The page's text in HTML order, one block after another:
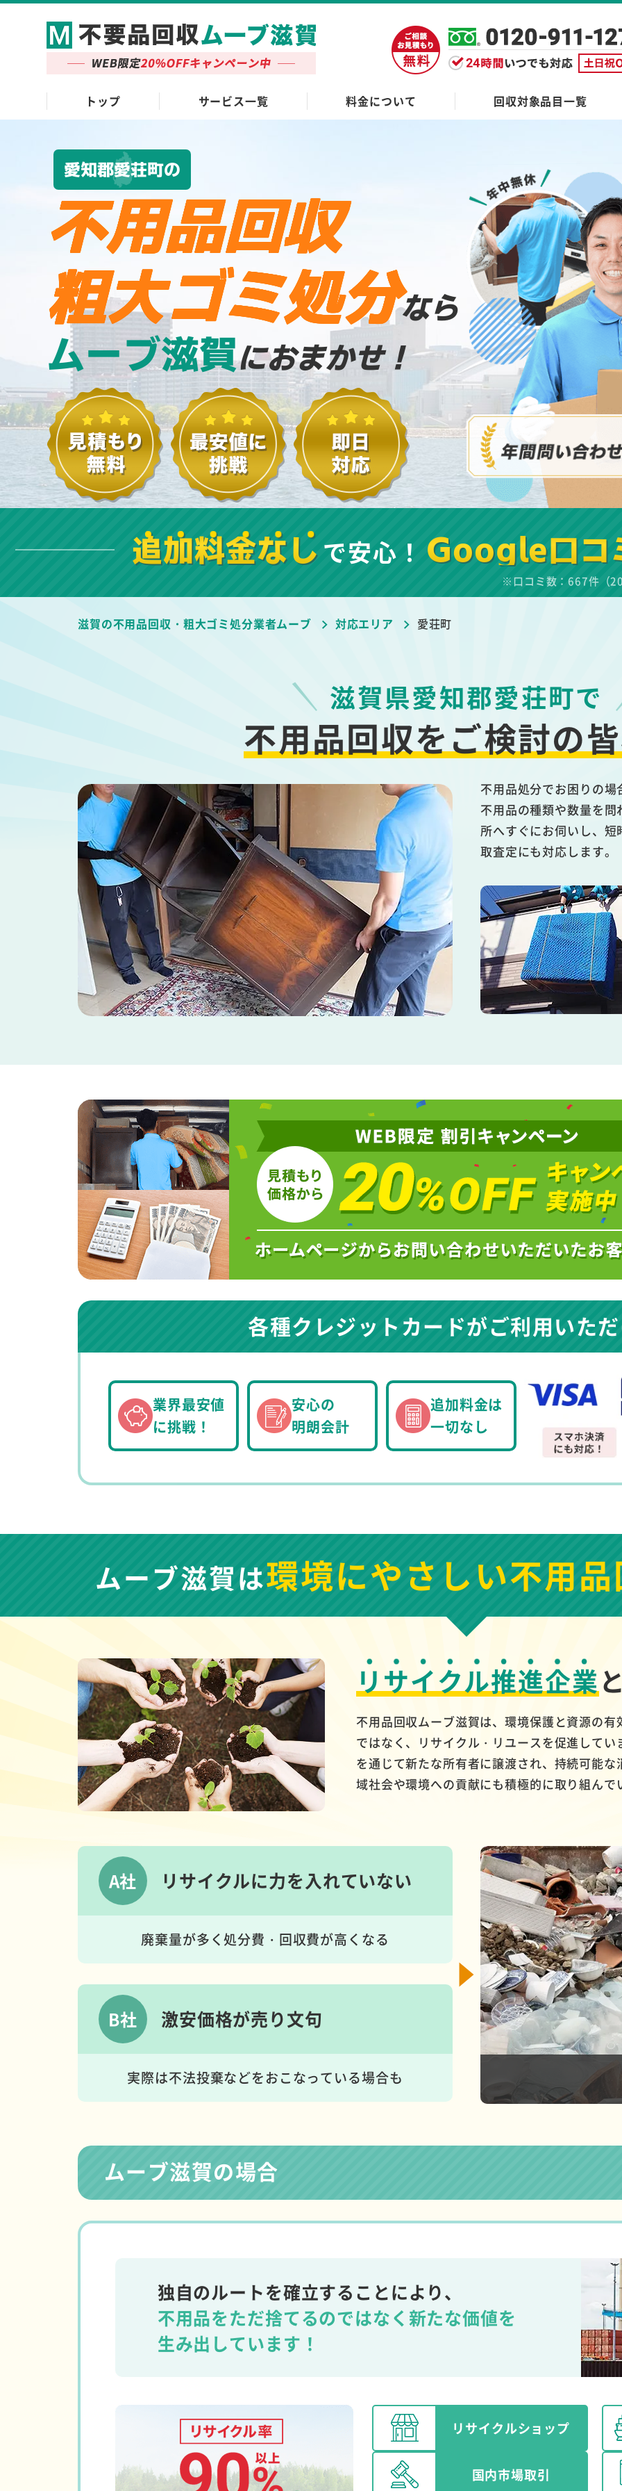
トップ サービス一覧 料金について 回収対象品目一覧
愛知郡愛荘町の
不用品回収
粗大ゴミ処分なら
ムーブ滋賀におまかせ！
追加料金なし で安心！ Google口
※口コミ数：667件（
滋賀の不用品回収・粗大ゴミ処分業者ムーブ 対応エリア 愛荘町
滋賀県愛知郡愛荘町で
不用品回収をご検討の
不用品処分でお困りの
不用品の種類や数量を
所へすぐにお伺いし、
取査定にも対応します。
各種クレジットカードがご利用いた
業界最安値
に挑戦！
安心の
明朗会計
追加料金は
一切なし
ムーブ滋賀は環境にやさしい不用
リサイクル推進企業
不用品回収ムーブ滋賀は、環境保護と資源の
ではなく、リサイクル・リユースを促進して
を通じて新たな所有者に譲渡され、持続可能
域社会や環境への貢献にも積極的に取り組んで
A社 リサイクルに力を入れていない
廃棄量が多く処分費・回収費が高くなる
B社 激安価格が売り文句
実際は不法投棄などをおこなっている場合も
ムーブ滋賀の場合
独自のルートを確立することにより、
不用品をただ捨てるのではなく新たな価値を
生み出しています！
リサイクルショップ
国内市場取引